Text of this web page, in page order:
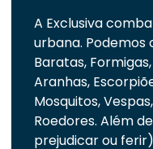
A Exclusiva
urbana. Podemos
Baratas,
Aranhas,
Mosquitos,
Roedores. Além
prejudicar ou